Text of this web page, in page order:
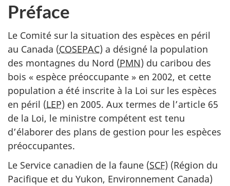
Préface
Le Comité sur la situation des espèces en péril
au Canada (COSEPAC) a désigné la population
des montagnes du Nord (PMN) du caribou des
bois « espèce préoccupante » en 2002, et cette
population a été inscrite à la Loi sur les espèces
en péril (LEP) en 2005. Aux termes de l’article 65
de la Loi, le ministre compétent est tenu
d’élaborer des plans de gestion pour les espèces
préoccupantes.
Le Service canadien de la faune (SCF) (Région du
Pacifique et du Yukon, Environnement Canada)